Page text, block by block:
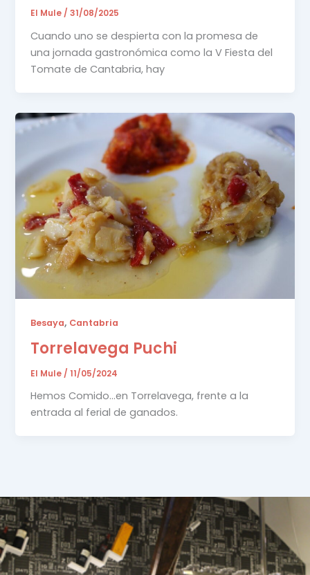
El Mule /31/08/2025
Cuando uno se despierta con la promesa de
una jornada gastronómica como la V Fiesta del
Tomate de Cantabria, hay
Besaya, Cantabria
Torrelavega Puchi
El Mule /11/05/2024
Hemos Comido…en Torrelavega, frente a la
entrada al ferial de ganados.